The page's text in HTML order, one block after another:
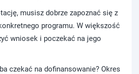
musisz dobrze zapoznać się z
programu. W większość
wniosek i poczekać na jego
czekać na dofinansowanie? Okres